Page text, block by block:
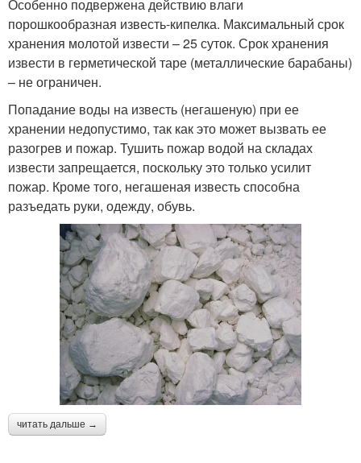
Особенно подвержена действию влаги
порошкообразная известь-кипелка. Максимальный срок
хранения молотой извести – 25 суток. Срок хранения
извести в герметической таре (металлические барабаны)
– не ограничен.
Попадание воды на известь (негашеную) при ее
хранении недопустимо, так как это может вызвать ее
разогрев и пожар. Тушить пожар водой на складах
извести запрещается, поскольку это только усилит
пожар. Кроме того, негашеная известь способна
разъедать руки, одежду, обувь.
читать дальше →